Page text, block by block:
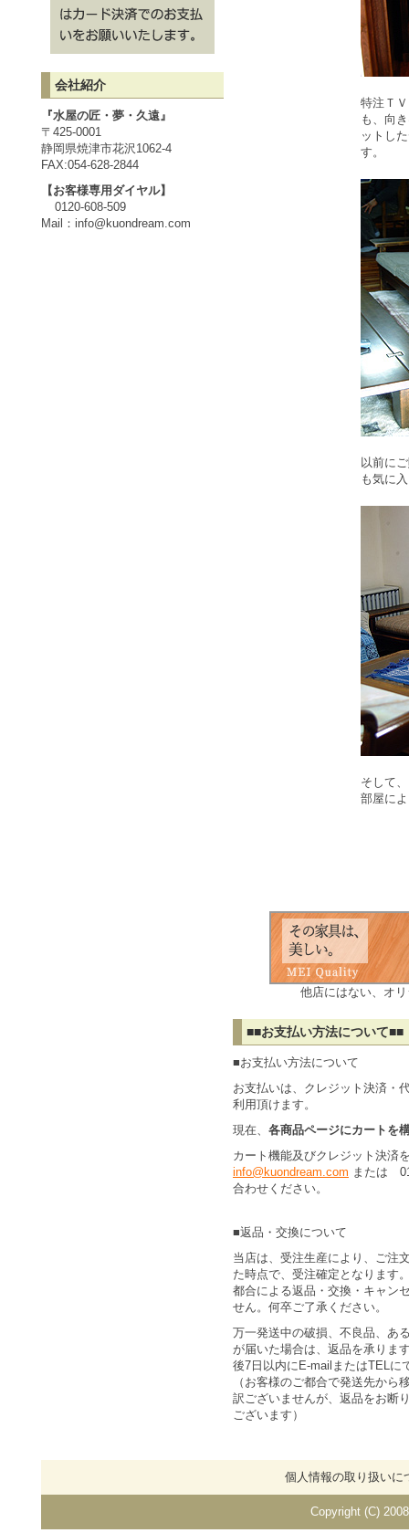
会社紹介
『水屋の匠・夢・久遠』
〒425-0001
静岡県焼津市花沢1062-4
FAX:054-628-2844
【お客様専用ダイヤル】
0120-608-509
Mail： info@kuondream.com
特注Ｔ
も、向
ットし
す。
以前に
も気に
そして
部屋に
他店にはない、オ
■■お支払い方法について■■
■お支払い方法について
お支払いは、クレジット決済・
利用頂けます。
現在、 各商品ページにカートを
カート機能及びクレジット決済
info@kuondream.com または
合わせください。
■返品・交換について
当店は、受注生産により、ご注
た時点で、受注確定となります
都合による返品・交換・キャン
せん。何卒ご了承ください。
万一発送中の破損、不良品、あ
が届いた場合は、返品を承りま
後7日以内にE-mailまたはTELに
（お客様のご都合で発送先から
訳ございませんが、返品をお断
ございます）
個人情報の取り扱いに
Copyright (C)